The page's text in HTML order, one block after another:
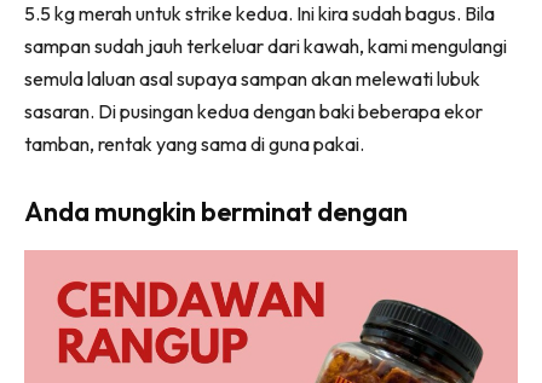
5.5 kg merah untuk strike kedua. Ini kira sudah bagus. Bila
sampan sudah jauh terkeluar dari kawah, kami mengulangi
semula laluan asal supaya sampan akan melewati lubuk
sasaran. Di pusingan kedua dengan baki beberapa ekor
tamban, rentak yang sama di guna pakai.
Anda mungkin berminat dengan